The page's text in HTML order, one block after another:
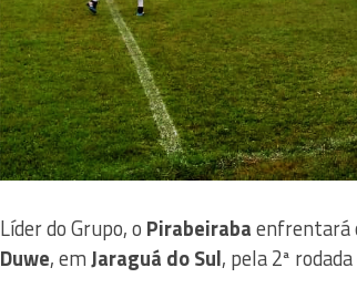
Líder do Grupo, o Pirabeirabaenfrentará
Duwe, emJaraguá do Sul, pela 2ª